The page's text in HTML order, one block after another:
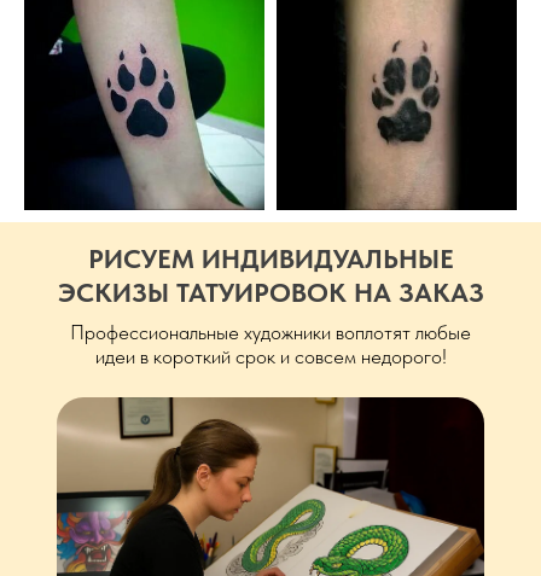
Профессиональные художники воплотят любые
идеи в короткий срок и совсем недорого!
РИСУЕМ ИНДИВИДУАЛЬНЫЕ
ЭСКИЗЫ ТАТУИРОВОК НА ЗАКАЗ